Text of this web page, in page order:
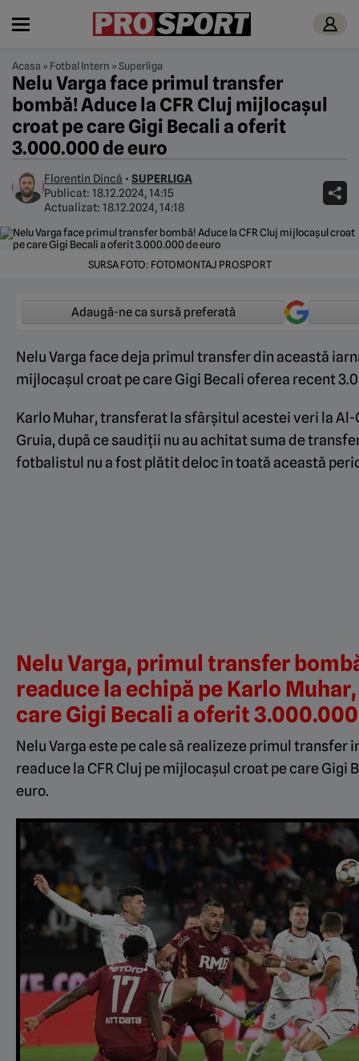
Acasa » Fotbal Intern »Superliga
Nelu Varga face primul transfer
bombă! Aduce la CFR Cluj mijlocaşul
croat pe care Gigi Becali a oferit
3.000.000 de euro
Florentin Dincă • SUPERLIGA
Publicat: 18.12.2024, 14:15
Actualizat: 18.12.2024, 14:18
SURSA FOTO: FOTOMONTAJ PROSPORT
Adaugă-ne ca sursă preferată
Nelu Varga face deja primul transfer din această
mijlocașul croat pe care Gigi Becali oferea recent
Karlo Muhar, transferat la sfârșitul acestei veri la Al-
Gruia, după ce saudiții nu au achitat suma de
fotbalistul nu a fost plătit deloc în toată această
Nelu Varga, primul transfer
readuce la echipă pe Karlo
care Gigi Becali a oferit
Nelu Varga este pe cale să realizeze primul transfer
readuce la CFR Cluj pe mijlocașul croat pe care
euro.